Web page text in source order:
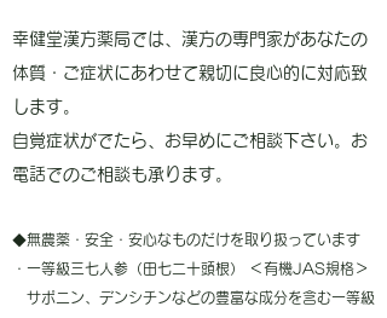
幸健堂漢方薬局では、漢方の専門家があなたの
体質・ご症状にあわせて親切に良心的に対応致
します。
自覚症状がでたら、お早めにご相談下さい。お
電話でのご相談も承ります。
◆無農薬・安全・安心なものだけを取り扱っています
・一等級三七人参（田七二十頭根） ＜有機JAS規格＞
サポニン、デンシチンなどの豊富な成分を含む一等級